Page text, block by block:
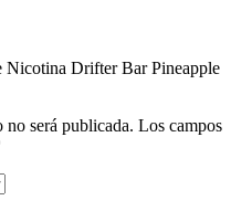
Nicotina Drifter Bar Pineapple
será publicada. Los campos